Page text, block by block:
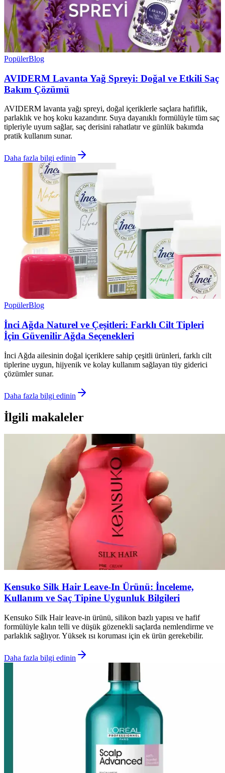
PopülerBlog
AVIDERM Lavanta Yağ Spreyi: Doğal ve Etkili Saç
Bakım Çözümü
AVIDERM lavanta yağı spreyi, doğal içeriklerle saçlara hafiflik,
parlaklık ve hoş koku kazandırır. Suya dayanıklı formülüyle tüm saç
tipleriyle uyum sağlar, saç derisini rahatlatır ve günlük bakımda
pratik kullanım sunar.
Daha fazla bilgi edinin
PopülerBlog
İnci Ağda Naturel ve Çeşitleri: Farklı Cilt Tipleri
İçin Güvenilir Ağda Seçenekleri
İnci Ağda ailesinin doğal içeriklere sahip çeşitli ürünleri, farklı cilt
tiplerine uygun, hijyenik ve kolay kullanım sağlayan tüy giderici
çözümler sunar.
Daha fazla bilgi edinin
İlgili makaleler
Kensuko Silk Hair Leave-In Ürünü: İnceleme,
Kullanım ve Saç Tipine Uygunluk Bilgileri
Kensuko Silk Hair leave-in ürünü, silikon bazlı yapısı ve hafif
formülüyle kalın telli ve düşük gözenekli saçlarda nemlendirme ve
parlaklık sağlıyor. Yüksek ısı koruması için ek ürün gerekebilir.
Daha fazla bilgi edinin